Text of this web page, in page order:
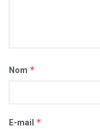
Nom *
E-mail *